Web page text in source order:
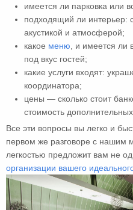
имеется ли парковка или
подходящий ли интерьер:
акустикой и атмосферой;
какое меню , и имеется ли
под вкус гостей;
какие услуги входят:
координатора;
цены — сколько стоит
стоимость дополнительных
Все эти вопросы вы легко и
первом же разговоре с нашим
легкостью предложит вам не
организации вашего